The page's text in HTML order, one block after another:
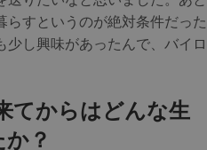
らすというのが絶対条件だった
し興味があったんで、バイロ
てからはどんな生
？